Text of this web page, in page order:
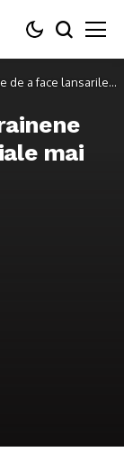
de a face lansarile
mai